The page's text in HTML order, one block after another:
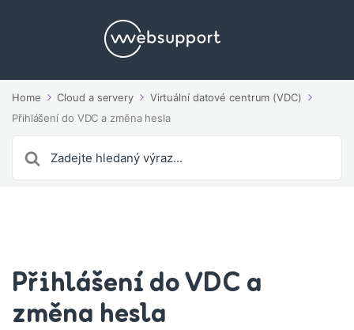
Home Cloud a servery
Virtuální datové centrum (VDC)
Přihlášení do VDC a změna hesla
For
Přihlášení do VDC a
změna hesla